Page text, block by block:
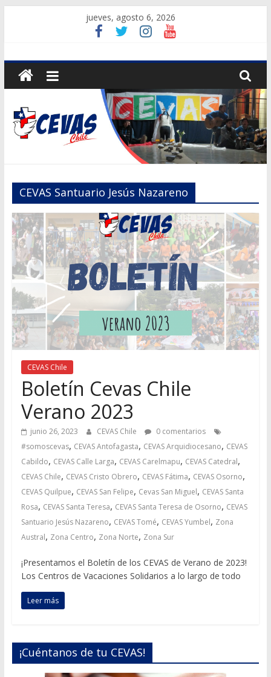
jueves, agosto 6, 2026
CEVAS
Chile
Centros
de
CEVAS Santuario Jesús Nazareno
CEVAS Chile
Boletín Cevas Chile
Verano 2023
junio 26, 2023 CEVAS Chile
0 comentarios
#somoscevas, CEVAS Antofagasta, CEVAS Arquidiocesano, CEVAS
Cabildo, CEVAS Calle Larga, CEVAS Carelmapu, CEVAS Catedral,
CEVAS Chile, CEVAS Cristo Obrero, CEVAS Fátima, CEVAS Osorno,
CEVAS Quilpue, CEVAS San Felipe, Cevas San Miguel, CEVAS Santa
Rosa, CEVAS Santa Teresa, CEVAS Santa Teresa de Osorno, CEVAS
Santuario Jesús Nazareno, CEVAS Tomé, CEVAS Yumbel, Zona
Austral, Zona Centro, Zona Norte, Zona Sur
¡Presentamos el Boletín de los CEVAS de Verano de 2023!
Los Centros de Vacaciones Solidarios a lo largo de todo
Leer más
¡Cuéntanos de tu CEVAS!